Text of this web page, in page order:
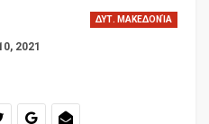
ΔΥΤ. ΜΑΚΕΔΟΝΊΑ
2021